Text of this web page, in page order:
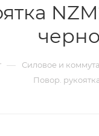
— Силовое и
Повор.